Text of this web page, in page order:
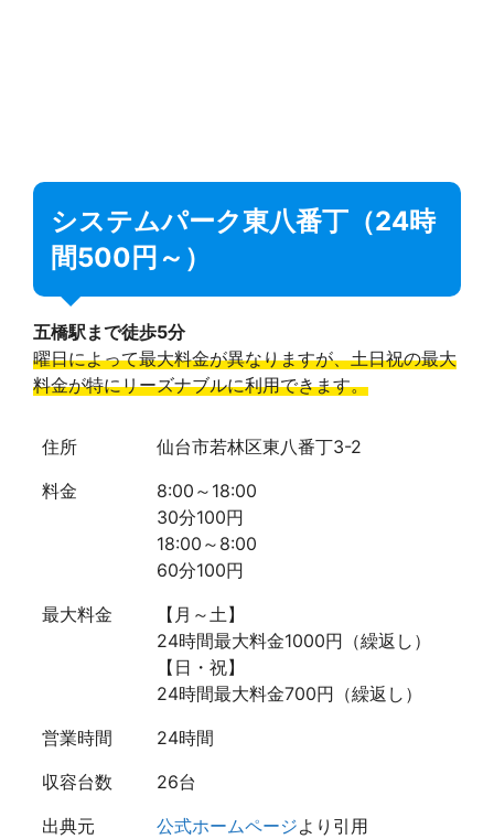
システムパーク東八番丁（24時
間500円～）
五橋駅まで徒歩5分
曜日によって最大料金が異なりますが、土日祝の最大
料金が特にリーズナブルに利用できます。
住所
仙台市若林区東八番丁3-2
料金
8:00～18:00
30分100円
18:00～8:00
60分100円
最大料金
【月～土】
24時間最大料金1000円（繰返し）
【日・祝】
24時間最大料金700円（繰返し）
営業時間
24時間
収容台数
26台
出典元
公式ホームページより引用